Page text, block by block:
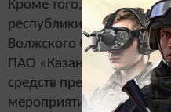
Кроме того,
республики,
Волжского бассейна
ПАО «Казаньоргсинтез»),
средств предусмотрено
мероприятия по